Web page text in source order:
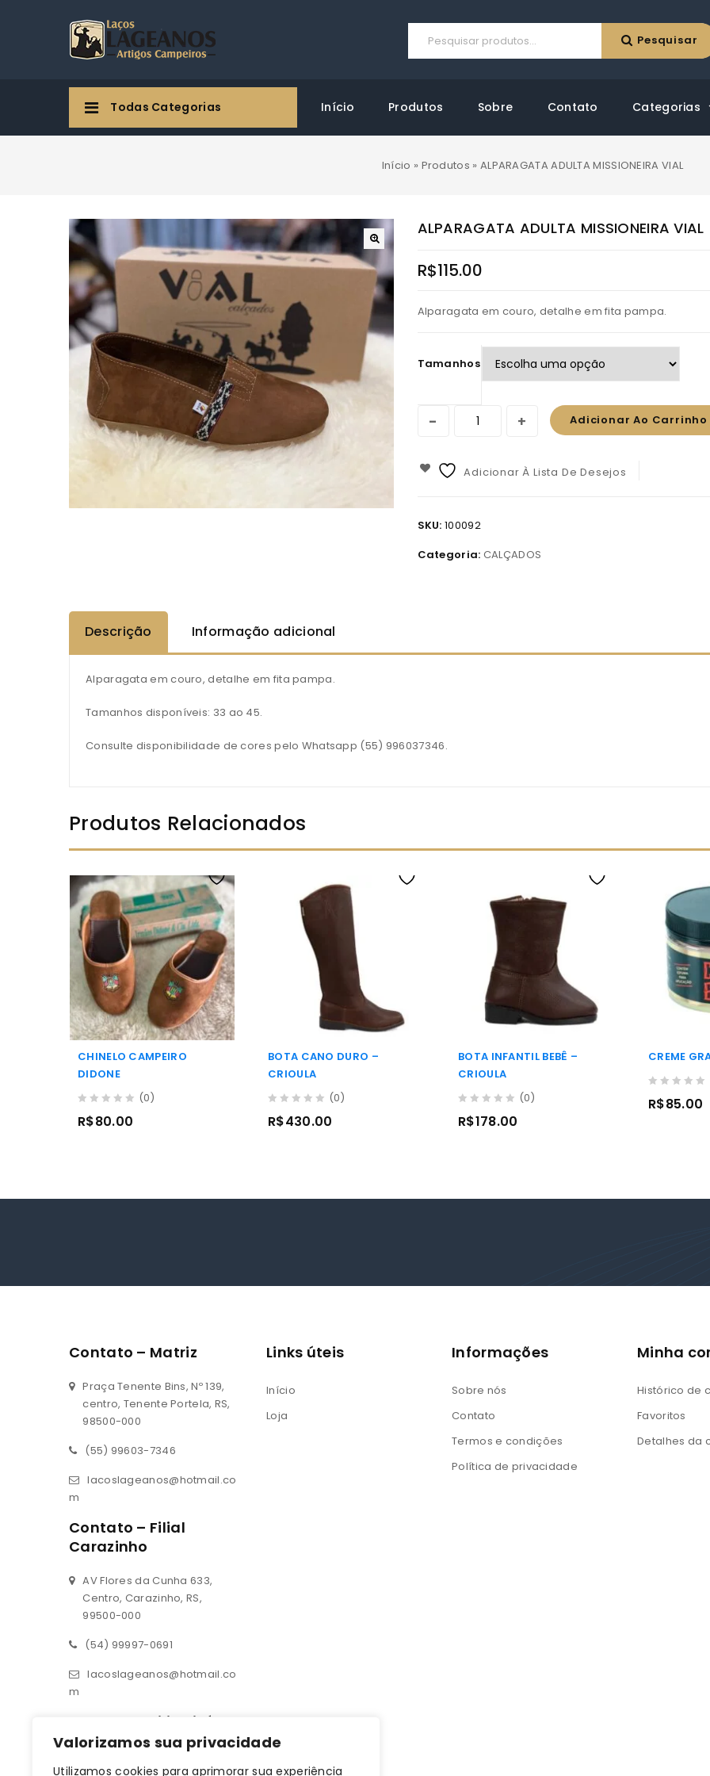
Valorizamos sua privacidade
Utilizamos cookies para aprimorar sua experiência
Pesquisar
Todas Categorias Início Produtos Sobre Contato Categorias
Início » Produtos » ALPARAGATA ADULTA MISSIONEIRA VIAL
ALPARAGATA ADULTA MISSIONEIRA VIAL
R$115.00
Alparagata em couro, detalhe em fita pampa.
Tamanhos
Adicionar Ao Carrinho
Adicionar À Lista De Desejos
SKU: 100092
Categoria: CALÇADOS
Descrição Informação adicional
Alparagata em couro, detalhe em fita pampa.
Tamanhos disponíveis: 33 ao 45.
Consulte disponibilidade de cores pelo Whatsapp (55) 996037346.
Produtos Relacionados
CHINELO CAMPEIRO
DIDONE
out
(0)
R$80.00
BOTA CANO DURO –
CRIOULA
out
(0)
R$430.00
BOTA INFANTIL BEBÊ –
CRIOULA
out
(0)
R$178.00
CREME
out
R$85.00
Contato – Matriz
Praça Tenente Bins, Nº 139,
centro, Tenente Portela, RS,
98500-000
(55) 99603-7346
lacoslageanos@hotmail.co
m
Contato – Filial
Carazinho
AV Flores da Cunha 633,
Centro, Carazinho, RS,
99500-000
(54) 99997-0691
lacoslageanos@hotmail.co
m
Contato – Filial Ijuí
Rua 14 de julho 190, sala 01
Links úteis
Início
Loja
Informações
Sobre nós
Contato
Termos e condições
Política de privacidade
Minha
Histórico de
Favoritos
Detalhes da